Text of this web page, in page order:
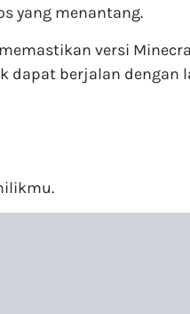
yang menantang.
versi
dapat berjalan dengan